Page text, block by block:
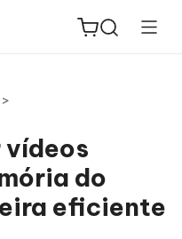
vídeos
do
eficiente